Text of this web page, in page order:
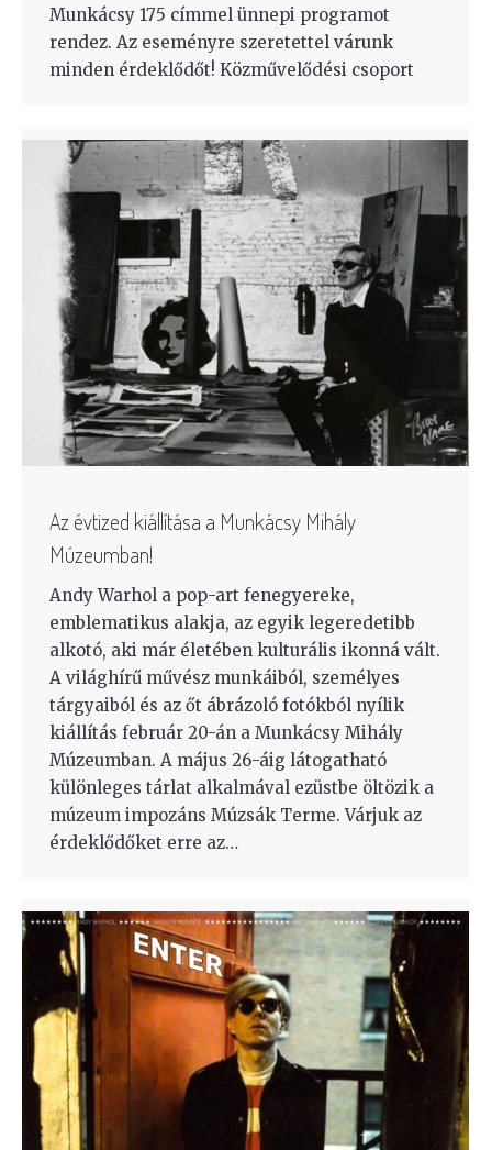
Munkácsy 175 címmel ünnepi programot
rendez. Az eseményre szeretettel várunk
minden érdeklődőt! Közművelődési csoport
Az évtized kiállítása a Munkácsy Mihály
Múzeumban!
Andy Warhol a pop-art fenegyereke,
emblematikus alakja, az egyik legeredetibb
alkotó, aki már életében kulturális ikonná vált.
A világhírű művész munkáiból, személyes
tárgyaiból és az őt ábrázoló fotókból nyílik
kiállítás február 20-án a Munkácsy Mihály
Múzeumban. A május 26-áig látogatható
különleges tárlat alkalmával ezüstbe öltözik a
múzeum impozáns Múzsák Terme. Várjuk az
érdeklődőket erre az…